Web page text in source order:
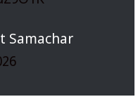
Samachar